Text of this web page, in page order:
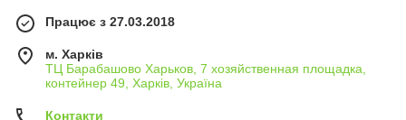
Працює з 27.03.2018
м. Харків
ТЦ Барабашово Харьков, 7 хозяйственная площадка,
контейнер 49, Харків, Україна
Контакти